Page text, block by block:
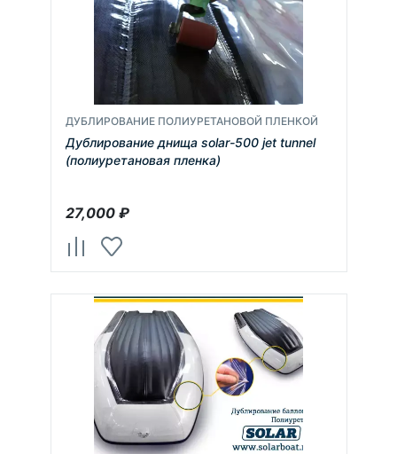
ДУБЛИРОВАНИЕ ПОЛИУРЕТАНОВОЙ ПЛЕНКОЙ
Дублирование днища solar-500 jet tunnel
(полиуретановая пленка)
27,000₽